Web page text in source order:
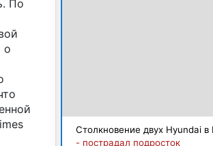
По
о
Столкновение двух Hyundai в
- пострадал подросток